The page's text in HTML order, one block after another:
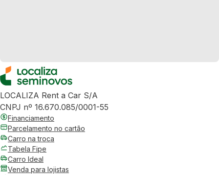
LOCALIZA Rent a Car S/A
CNPJ nº 16.670.085/0001-55
Financiamento
Parcelamento no cartão
Carro na troca
Tabela Fipe
Carro Ideal
Venda para lojistas